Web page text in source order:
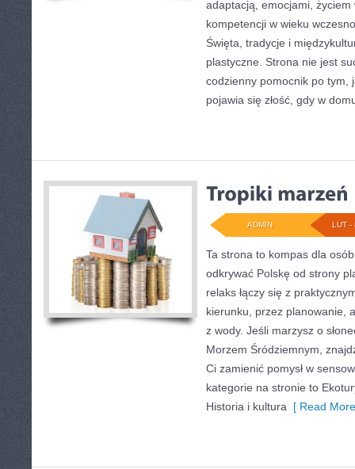
adaptacją, emocjami,
kompetencji w wieku
Święta, tradycje i
plastyczne. Strona nie jest
codzienny pomocnik po tym,
pojawia się złość, gdy w
LUT -
ADMIN
Ta strona to kompas dla
odkrywać Polskę od strony
relaks łączy się z
kierunku, przez planowanie,
z wody. Jeśli marzysz o
Morzem Śródziemnym,
Ci zamienić pomysł w
kategorie na stronie to
Historia i kultura [ Read